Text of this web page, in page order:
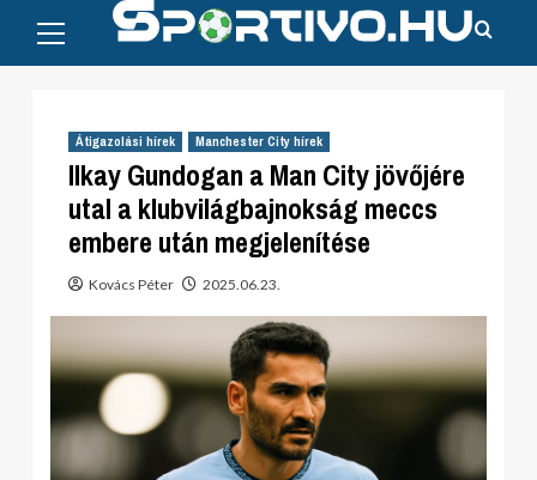
content
Menu
Átigazolási hírek Manchester City hírek
Ilkay Gundogan a Man City jövőjére
utal a klubvilágbajnokság meccs
embere után megjelenítése
Kovács Péter 2025.06.23.